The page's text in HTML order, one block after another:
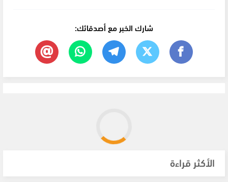
شارك الخبر مع أصدقائك:
الأكثر قراءة